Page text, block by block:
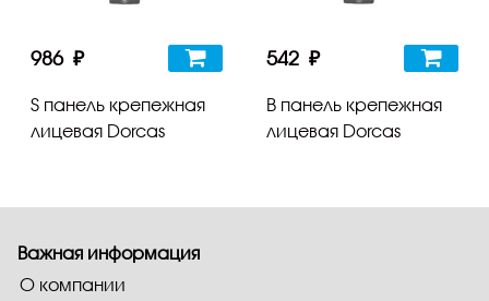
986 ₽
S панель крепежная
лицевая Dorcas
542 ₽
B панель крепежная
лицевая Dorcas
Важная информация
О компании